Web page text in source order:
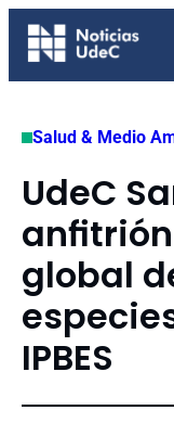
Saltar
Salud & Medio
UdeC
global
IPBES